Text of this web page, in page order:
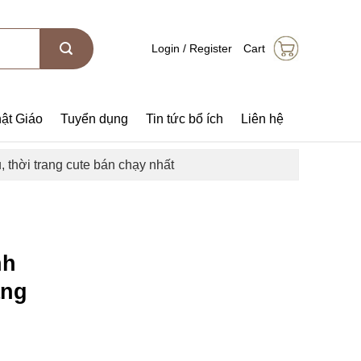
Login / Register Cart
Giáo Tuyển dụng Tin tức bổ ích Liên hệ
thời trang cute bán chạy nhất